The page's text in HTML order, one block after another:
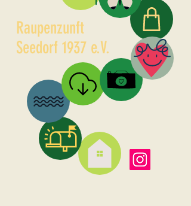
Raupenzunft
Seedorf 1937 e.V.
Kleidle